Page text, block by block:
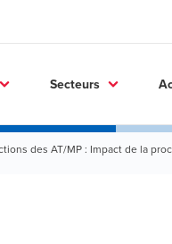
Secteurs
des AT/MP : Impact de la